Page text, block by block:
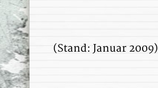
(Stand: Januar 2009)